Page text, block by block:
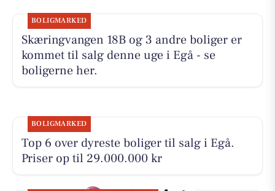
BOLIGMARKED
Skæringvangen 18B og 3 andre boliger er
kommet til salg denne uge i Egå - se
boligerne her.
BOLIGMARKED
Top 6 over dyreste boliger til salg i Egå.
Priser op til 29.000.000 kr